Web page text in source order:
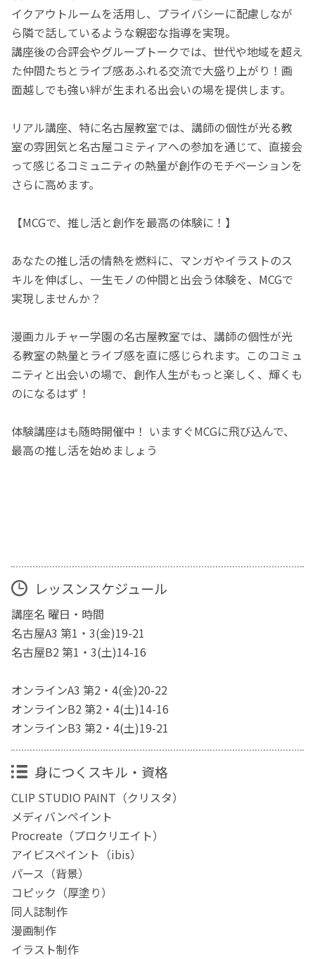
イクアウトルームを活用し、プライバシーに配慮しなが
ら隣で話しているような親密な指導を実現。
講座後の合評会やグループトークでは、世代や地域を超え
た仲間たちとライブ感あふれる交流で大盛り上がり！画
面越しでも強い絆が生まれる出会いの場を提供します。
リアル講座、特に名古屋教室では、講師の個性が光る教
室の雰囲気と名古屋コミティアへの参加を通じて、直接会
って感じるコミュニティの熱量が創作のモチベーションを
さらに高めます。
【MCGで、推し活と創作を最高の体験に！】
あなたの推し活の情熱を燃料に、マンガやイラストのス
キルを伸ばし、一生モノの仲間と出会う体験を、MCGで
実現しませんか？
漫画カルチャー学園の名古屋教室では、講師の個性が光
る教室の熱量とライブ感を直に感じられます。このコミュ
ニティと出会いの場で、創作人生がもっと楽しく、輝くも
のになるはず！
体験講座はも随時開催中！ いますぐMCGに飛び込んで、
最高の推し活を始めましょう
レッスンスケジュール
講座名 曜日・時間
名古屋A3 第1・3(金)19-21
名古屋B2 第1・3(土)14-16
オンラインA3 第2・4(金)20-22
オンラインB2 第2・4(土)14-16
オンラインB3 第2・4(土)19-21
身につくスキル・資格
CLIP STUDIO PAINT（クリスタ）
メディバンペイント
Procreate（プロクリエイト）
アイビスペイント（ibis）
パース（背景）
コピック（厚塗り）
同人誌制作
漫画制作
イラスト制作